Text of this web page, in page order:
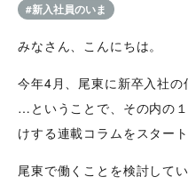
#新入社員のいま
みなさん、こんにちは。
今年4月、尾東に新卒入社の
…ということで、その内の
けする連載コラムをスター
尾東で働くことを検討して